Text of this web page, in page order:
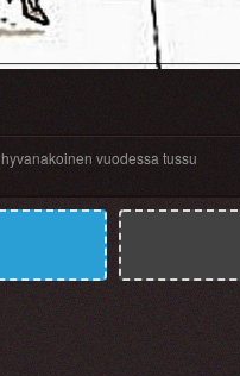
hyvanakoinen vuodessa tussu